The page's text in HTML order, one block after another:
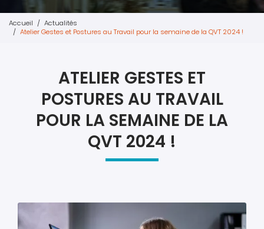
Accueil
Actualités
Atelier Gestes et Postures au Travail pour la semaine de la QVT 2024 !
ATELIER GESTES ET
POSTURES AU TRAVAIL
POUR LA SEMAINE DE LA
QVT 2024 !